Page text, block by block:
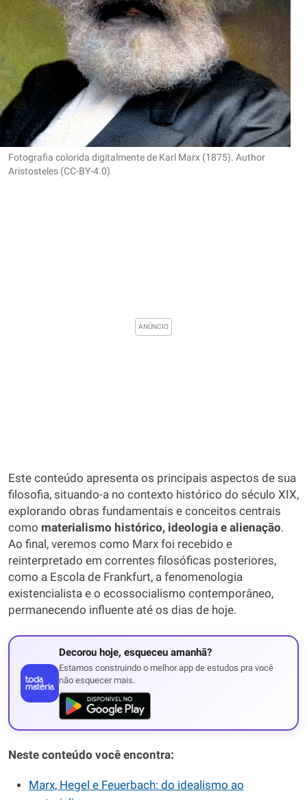
Fotografia colorida digitalmente de Karl Marx (1875). Author
Aristosteles (CC-BY-4.0)
Este conteúdo apresenta os principais aspectos de sua
filosofia, situando-a no contexto histórico do século XIX,
explorando obras fundamentais e conceitos centrais
como materialismo histórico, ideologia e alienação.
Ao final, veremos como Marx foi recebido e
reinterpretado em correntes filosóficas posteriores,
como a Escola de Frankfurt, a fenomenologia
existencialista e o ecossocialismo contemporâneo,
permanecendo influente até os dias de hoje.
Decorou hoje, esqueceu amanhã?
Estamos construindo o melhor app de estudos pra você
não esquecer mais.
Neste conteúdo você encontra:
Marx, Hegel e Feuerbach: do idealismo ao